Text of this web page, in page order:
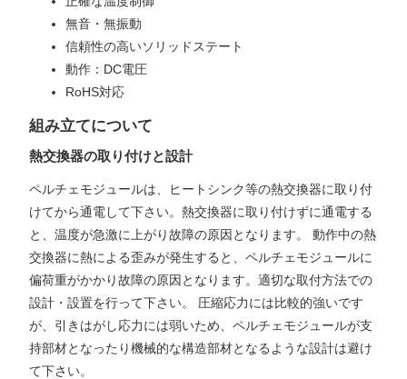
無音・無振動
信頼性の高いソリッドステート
動作：DC電圧
RoHS対応
組み立てについて
熱交換器の取り付けと設計
ペルチェモジュールは、ヒートシンク等の熱交換器に取り付
けてから通電して下さい。熱交換器に取り付けずに通電する
と、温度が急激に上がり故障の原因となります。 動作中の熱
交換器に熱による歪みが発生すると、ペルチェモジュールに
偏荷重がかかり故障の原因となります。適切な取付方法での
設計・設置を行って下さい。 圧縮応力には比較的強いです
が、引きはがし応力には弱いため、ペルチェモジュールが支
持部材となったり機械的な構造部材となるような設計は避け
て下さい。